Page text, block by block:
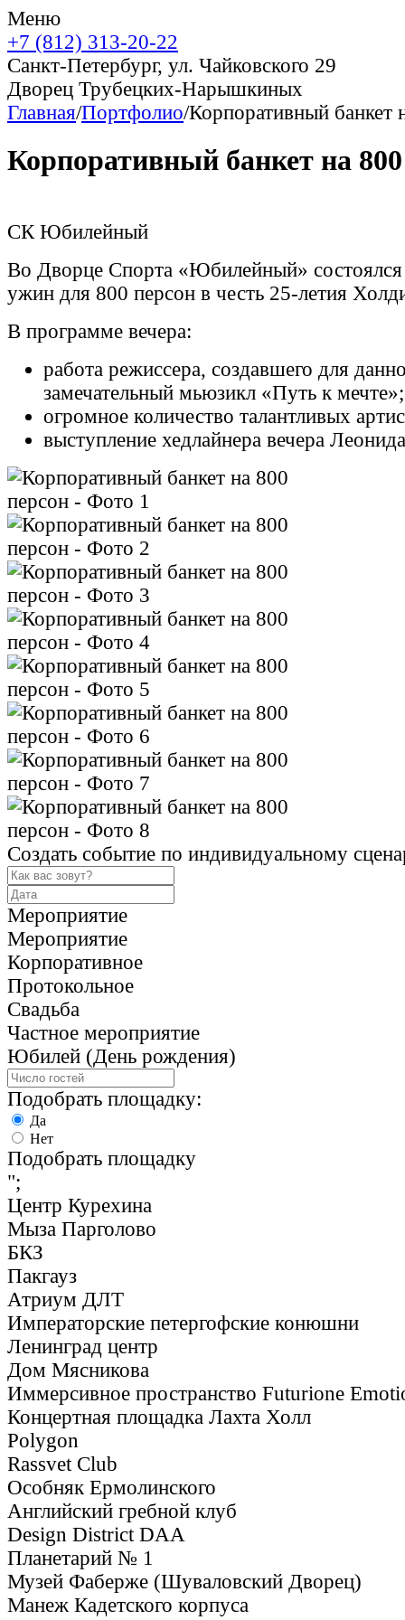
Меню
+7 (812) 313-20-22
Санкт-Петербург, ул. Чайковского 29
Дворец Трубецких-Нарышкиных
Главная/Портфолио/Корпоративный банкет
Корпоративный банкет на
СК Юбилейный
Во Дворце Спорта «Юбилейный»
ужин для 800 персон в честь 25-летия
В программе вечера:
работа режиссера, создавшего для
замечательный мьюзикл «Путь к мечте»;
огромное количество талантливых
выступление хедлайнера вечера
Создать событие по индивидуальному
Мероприятие
Мероприятие
Корпоративное
Протокольное
Свадьба
Частное мероприятие
Юбилей (День рождения)
Подобрать площадку:
Да
Нет
Подобрать площадку
";
Центр Курехина
Мыза Парголово
БКЗ
Пакгауз
Атриум ДЛТ
Императорские петергофские конюшни
Ленинград центр
Дом Мясникова
Иммерсивное пространство Futurione
Концертная площадка Лахта Холл
Polygon
Rassvet Club
Особняк Ермолинского
Английский гребной клуб
Design District DAA
Планетарий № 1
Музей Фаберже (Шуваловский Дворец)
Манеж Кадетского корпуса